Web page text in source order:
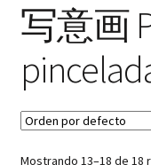
Español
Français
写意画
Mostrando 13–18 de 18